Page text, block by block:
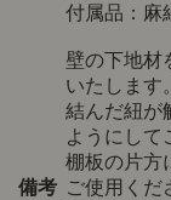
備考
付属品：麻
壁の下地材
いたします。
結んだ紐が
ようにして
棚板の片方
ご使用くだ